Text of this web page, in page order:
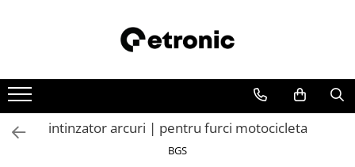
intinzator arcuri | pentru furci motocicleta
BGS